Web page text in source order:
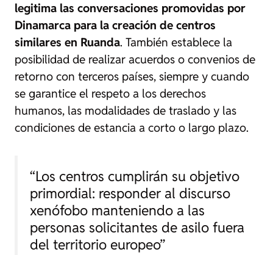
legitima las conversaciones promovidas por
Dinamarca para la creación de centros
similares en Ruanda. También establece la
posibilidad de realizar acuerdos o convenios de
retorno con terceros países, siempre y cuando
se garantice el respeto a los derechos
humanos, las modalidades de traslado y las
condiciones de estancia a corto o largo plazo.
“Los centros cumplirán su objetivo
primordial: responder al discurso
xenófobo manteniendo a las
personas solicitantes de asilo fuera
del territorio europeo”